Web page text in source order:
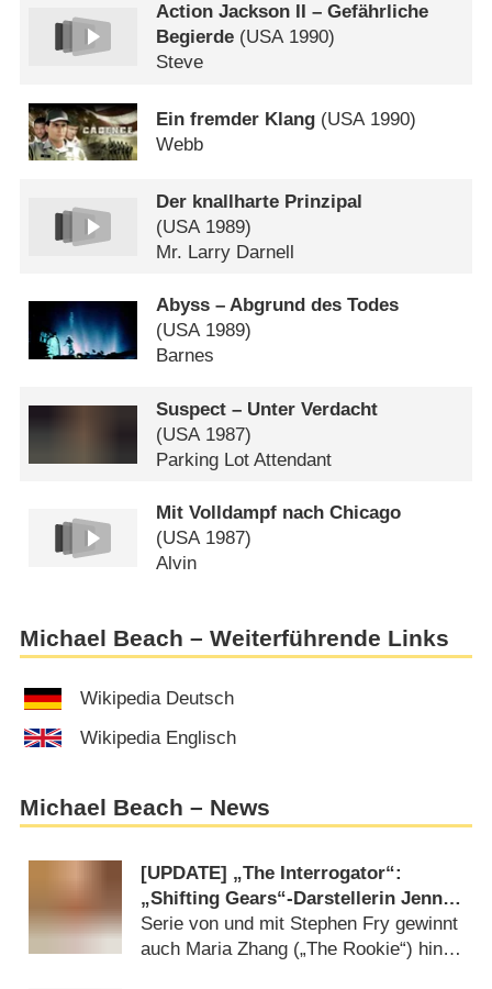
Action Jackson II – Gefährliche
Begierde (USA1990)
Steve
Ein fremder Klang (USA1990)
Webb
Der knallharte Prinzipal
(USA 1989)
Mr. Larry Darnell
Abyss – Abgrund des Todes
(USA1989)
Barnes
Suspect – Unter Verdacht
(USA 1987)
Parking Lot Attendant
Mit Volldampf nach Chicago
(USA1987)
Alvin
Michael Beach – Weiterführende Links
Wikipedia Deutsch
Wikipedia Englisch
Michael Beach – News
[UPDATE] „The Interrogator“:
„Shifting Gears“-Darstellerin Jenna
Elfman und Jessica Sula („Michael“)
schließen sich Spionagethriller an
Serie von und mit Stephen Fry gewinnt
auch Maria Zhang („The Rookie“) hinzu